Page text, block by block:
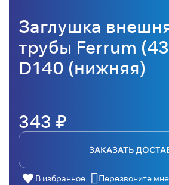
Заглушка
трубы Ferrum
D140 (нижняя)
343 ₽
ЗАКАЗАТЬ
В избранное Перезвоните мне